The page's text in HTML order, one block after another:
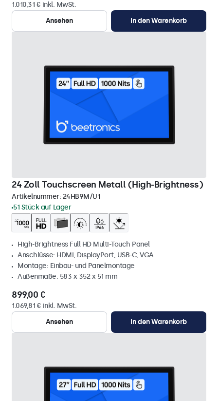
1.010,31 € inkl. MwSt.
Ansehen
In den Warenkorb
24 Zoll Touchscreen Metall (High-Brightness)
Artikelnummer: 24HB9M/U1
51 Stück auf Lager
High-Brightness Full HD Multi-Touch Panel
Anschlüsse: HDMI, DisplayPort, USB-C, VGA
Montage: Einbau- und Panelmontage
Außenmaße: 583 x 352 x 51 mm
899,00 €
1.069,81 € inkl. MwSt.
Ansehen
In den Warenkorb